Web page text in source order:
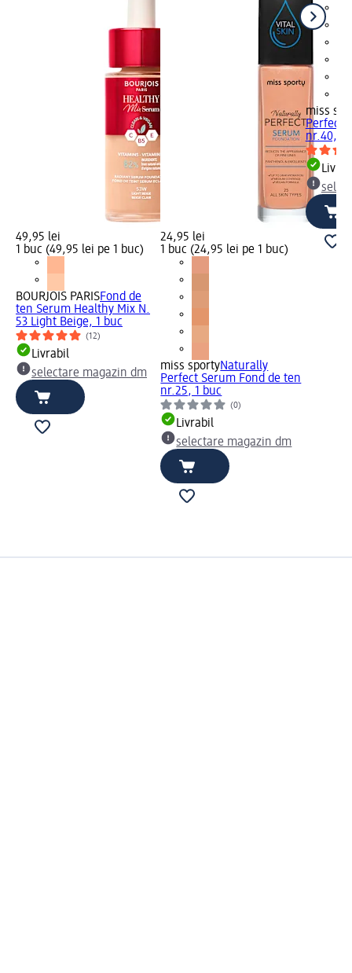
49,95 lei
1 buc (49,95 lei pe 1 buc)
BOURJOIS PARISFond de
ten Serum Healthy Mix N.
53 Light Beige, 1 buc
(12)
Livrabil
selectare magazin dm
24,95 lei
1 buc (24,95 lei pe 1 buc)
miss sportyNaturally
Perfect Serum Fond de ten
nr.25, 1 buc
(0)
Livrabil
selectare magazin dm
miss
Perfect
nr.40, 1